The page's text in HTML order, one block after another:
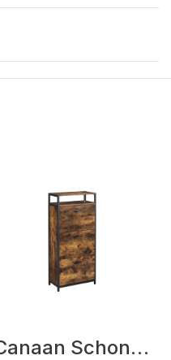
Canaan Schonenkasten Bruin,Zwart